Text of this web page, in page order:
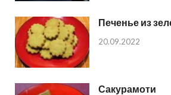
Печенье из
20.09.2022
Сакурамоти